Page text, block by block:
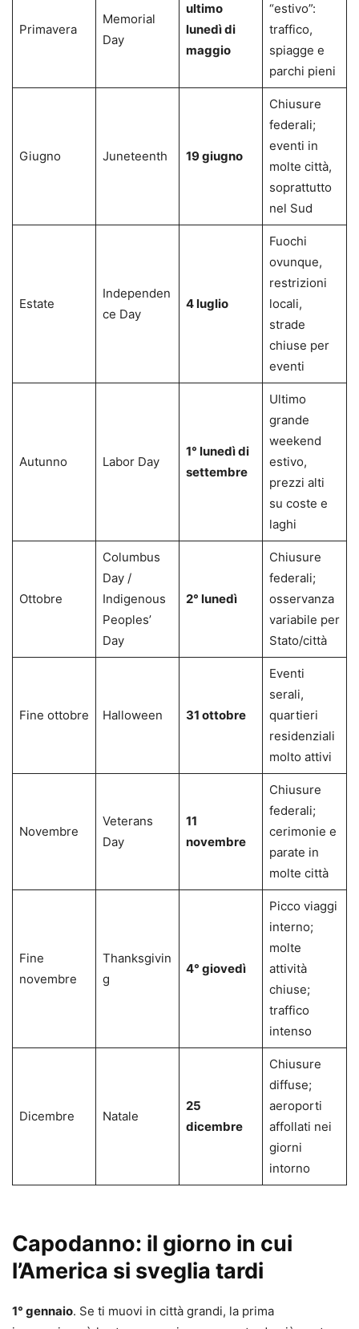
Primavera
Memorial
Day
ultimo
lunedì di
maggio
“estivo”:
traffico,
spiagge e
parchi pieni
Giugno Juneteenth 19 giugno
Chiusure
federali;
eventi in
molte città,
soprattutto
nel Sud
Estate
Independen
ce Day
4 luglio
Fuochi
ovunque,
restrizioni
locali,
strade
chiuse per
eventi
Autunno Labor Day
1° lunedì di
settembre
Ultimo
grande
weekend
estivo,
prezzi alti
su coste e
laghi
Ottobre
Columbus
Day /
Indigenous
Peoples’
Day
2° lunedì
Chiusure
federali;
osservanza
variabile per
Stato/città
Fine ottobre Halloween 31 ottobre
Eventi
serali,
quartieri
residenziali
molto attivi
Novembre
Veterans
Day
11
novembre
Chiusure
federali;
cerimonie e
parate in
molte città
Fine
novembre
Thanksgivin
g
4° giovedì
Picco viaggi
interno;
molte
attività
chiuse;
traffico
intenso
Dicembre Natale
25
dicembre
Chiusure
diffuse;
aeroporti
affollati nei
giorni
intorno
Capodanno: il giorno in cui
l’America si sveglia tardi
1° gennaio. Se ti muovi in città grandi, la prima